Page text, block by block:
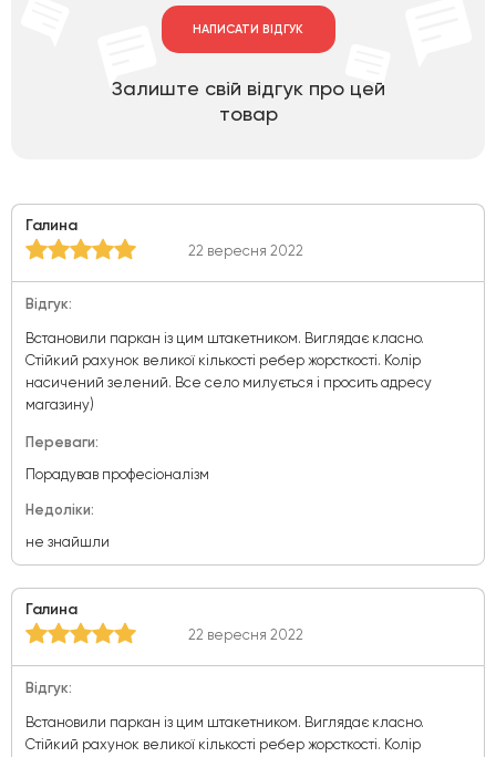
НАПИСАТИ ВІДГУК
Залиште свій відгук про цей
товар
Галина
22 вересня 2022
Відгук:
Встановили паркан із цим штакетником. Виглядає класно.
Стійкий рахунок великої кількості ребер жорсткості. Колір
насичений зелений. Все село милується і просить адресу
магазину)
Переваги:
Порадував професіоналізм
Недоліки:
не знайшли
Галина
22 вересня 2022
Відгук:
Встановили паркан із цим штакетником. Виглядає класно.
Стійкий рахунок великої кількості ребер жорсткості. Колір